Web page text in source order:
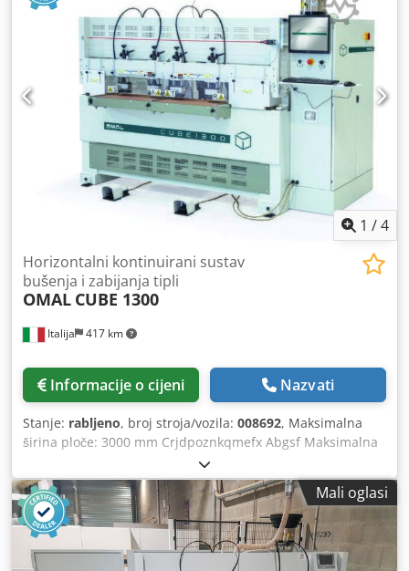
1 /4
Italija 417 km
Horizontalni kontinuirani sustav
bušenja i zabijanja tipli
OMAL CUBE 1300
Informacije o cijeni Nazvati
Stanje: rabljeno, broj stroja/vozila: 008692, Maksimalna
širina ploče: 3000 mm Crjdpoznkqmefx Abgsf Maksimalna
duljina ploče: 1300 mm Broj agregata: 1 Broj injektora: 1
Pozicioniranje putem NC upravljačke jedinice: da
Mali oglasi